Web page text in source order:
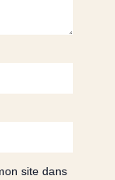
site dans